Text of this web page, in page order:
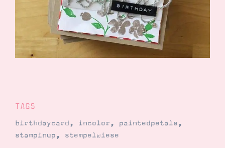
Gutscheine
Produkte erklärt
Über mich
Über Stampin’ Up!
Tipps & Tricks
Ordnungstipps
TAGS
birthdaycard, incolor, paintedpetals,
stampinup, stempelwiese